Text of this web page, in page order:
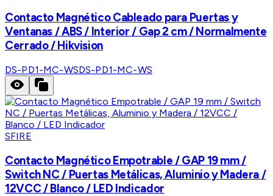
Contacto Magnético Cableado para Puertas y
Ventanas / ABS / Interior / Gap 2 cm / Normalmente
Cerrado / Hikvision
DS-PD1-MC-WSDS-PD1-MC-WS
SFIRE
Contacto Magnético Empotrable / GAP 19 mm /
Switch NC / Puertas Metálicas, Aluminio y Madera /
12VCC / Blanco / LED Indicador